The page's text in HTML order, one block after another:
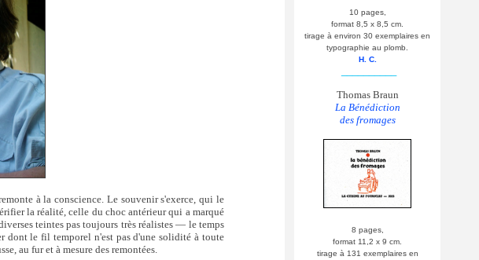
à la conscience. Le souvenir s'exerce, qui le
la réalité, celle du choc antérieur qui a marqué
teintes pas toujours très réalistes — le temps
dont le fil temporel n'est pas d'une solidité à toute
au fur et à mesure des remontées.
10 pages,
format 8,5 x 8,5 cm.
tirage à environ 30 exemplaires en
typographie au plomb.
H. C.
Thomas Braun
La Bénédiction
des fromages
8 pages,
format 11,2 x 9 cm.
tirage à 131 exemplaires en